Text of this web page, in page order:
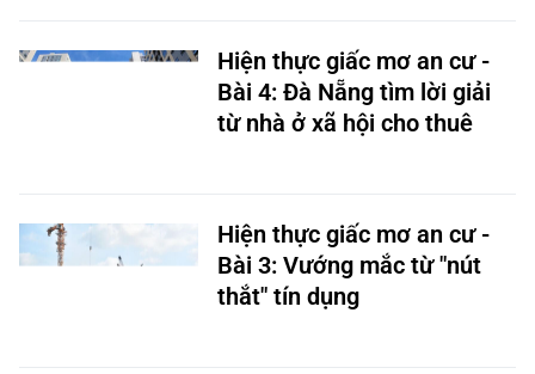
Hiện thực giấc mơ an cư -
Bài 4: Đà Nẵng tìm lời giải
từ nhà ở xã hội cho thuê
Hiện thực giấc mơ an cư -
Bài 3: Vướng mắc từ "nút
thắt" tín dụng